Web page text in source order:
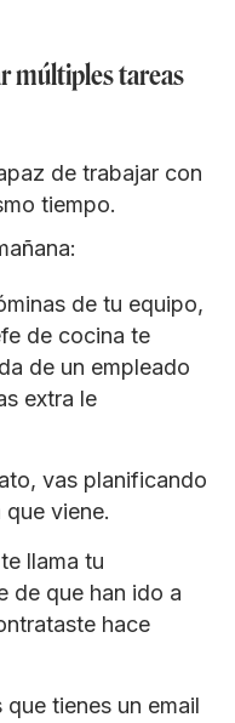
múltiples tareas
de trabajar con
tiempo.
de tu equipo,
de cocina te
de un empleado
extra le
vas planificando
viene.
llama tu
de que han ido a
hace
tienes un email